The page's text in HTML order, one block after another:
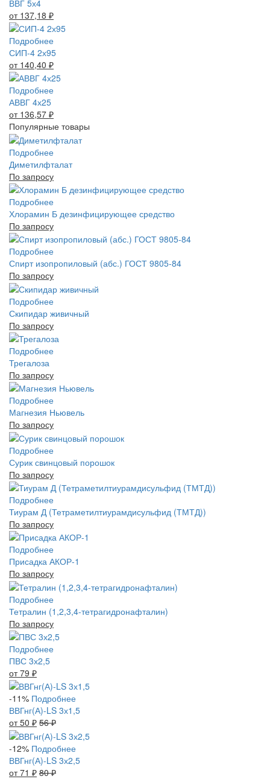
ВВГ 5х4
от 137,18 ₽
Подробнее
СИП-4 2х95
от 140,40 ₽
Подробнее
АВВГ 4х25
от 136,57 ₽
Популярные товары
Подробнее
Диметилфталат
По запросу
Подробнее
Хлорамин Б дезинфицирующее средство
По запросу
Подробнее
Спирт изопропиловый (абс.) ГОСТ 9805-84
По запросу
Подробнее
Скипидар живичный
По запросу
Подробнее
Трегалоза
По запросу
Подробнее
Магнезия Ньювель
По запросу
Подробнее
Сурик свинцовый порошок
По запросу
Подробнее
Тиурам Д (Тетраметилтиурамдисульфид (ТМТД))
По запросу
Подробнее
Присадка АКОР-1
По запросу
Подробнее
Тетралин (1,2,3,4-тетрагидронафталин)
По запросу
Подробнее
ПВС 3х2,5
от 79 ₽
-11% Подробнее
ВВГнг(А)-LS 3х1,5
от 50 ₽ 56₽
-12% Подробнее
ВВГнг(А)-LS 3х2,5
от 71 ₽ 80₽